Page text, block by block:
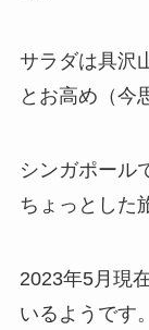
サラダは具沢
とお高め（今
シンガポール
ちょっとした
2023年5月現
いるようです。